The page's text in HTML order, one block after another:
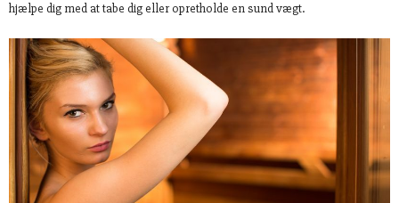
hjælpe dig med at tabe dig eller opretholde en sund vægt.